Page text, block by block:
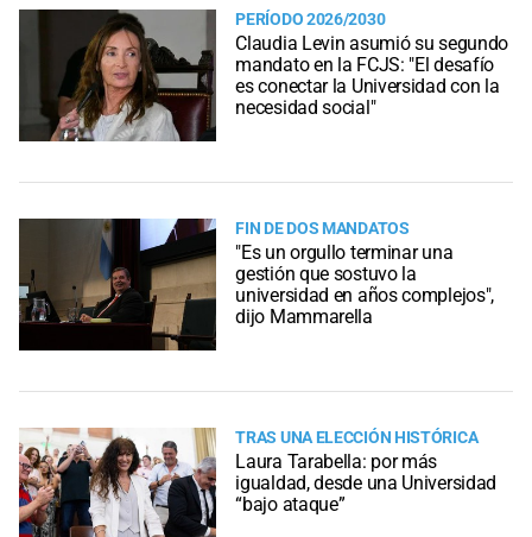
PERÍODO 2026/2030
Claudia Levin asumió su segundo
mandato en la FCJS: "El desafío
es conectar la Universidad con la
necesidad social"
FIN DE DOS MANDATOS
"Es un orgullo terminar una
gestión que sostuvo la
universidad en años complejos",
dijo Mammarella
TRAS UNA ELECCIÓN HISTÓRICA
Laura Tarabella: por más
igualdad, desde una Universidad
“bajo ataque”